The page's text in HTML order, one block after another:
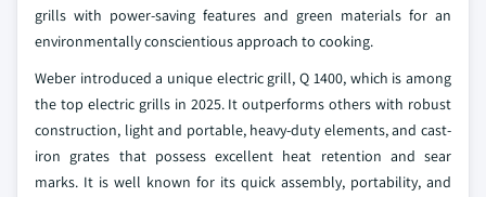
grills with power-saving features and green materials for an
environmentally conscientious approach to cooking.
Weber introduced a unique electric grill, Q 1400, which is among
the top electric grills in 2025. It outperforms others with robust
construction, light and portable, heavy-duty elements, and cast-
iron grates that possess excellent heat retention and sear
marks. It is well known for its quick assembly, portability, and